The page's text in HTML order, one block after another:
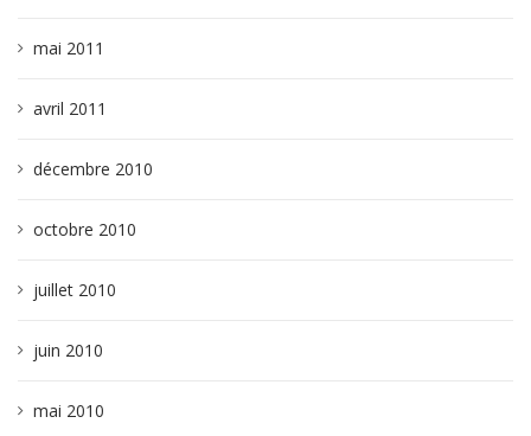
mai 2011
avril 2011
décembre 2010
octobre 2010
juillet 2010
juin 2010
mai 2010